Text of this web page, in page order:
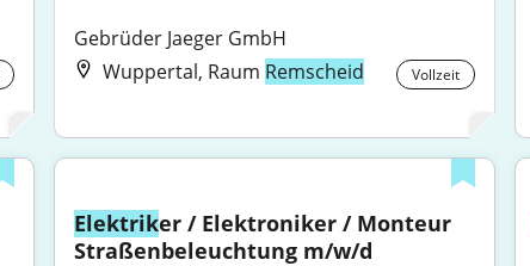
Gebrüder Jaeger GmbH
Wuppertal, Raum Remscheid Vollzeit
Elektriker / Elektroniker / Monteur
Straßenbeleuchtung m/w/d